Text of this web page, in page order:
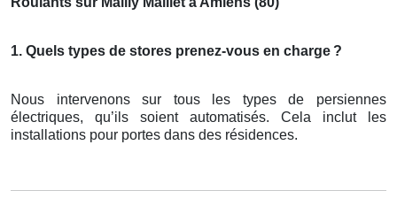
1. Quels types de stores prenez-vous en charge ?
Nous intervenons sur tous les types de persiennes
électriques, qu’ils soient automatisés. Cela inclut les
installations pour portes dans des résidences.